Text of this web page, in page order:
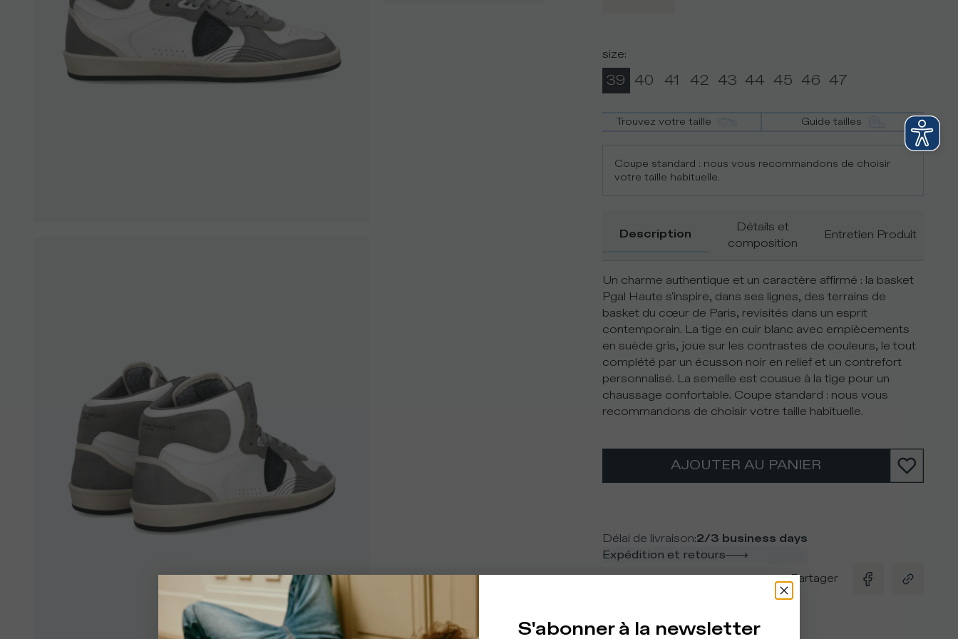
size:
39 40 41 42 43 44 45 46 47
Trouvez votre taille Guide tailles
Coupe standard : nous vous recommandons de choisir
votre taille habituelle.
Description
Détails et
composition
Entretien Produit
Un charme authentique et un caractère affirmé : la basket
Pgal Haute s'inspire, dans ses lignes, des terrains de
basket du cœur de Paris, revisités dans un esprit
contemporain. La tige en cuir blanc avec empiècements
en suède gris, joue sur les contrastes de couleurs, le tout
complété par un écusson noir en relief et un contrefort
personnalisé. La semelle est cousue à la tige pour un
chaussage confortable. Coupe standard : nous vous
recommandons de choisir votre taille habituelle.
AJOUTER AU PANIER
Délai de livraison:2/3 business days
Expédition et retours
Partager
S'abonner à la newsletter